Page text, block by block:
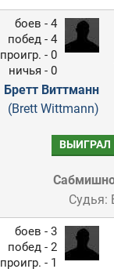
боев - 4
побед - 4
проигр. - 0
ничья - 0
Бретт Виттманн
(Brett Wittmann)
ВЫИГРАЛ
Судья:
боев - 3
побед - 2
проигр. - 1